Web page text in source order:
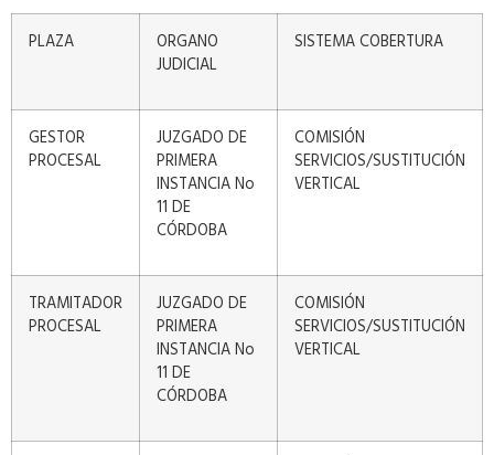
PLAZA
ORGANO
JUDICIAL
SISTEMA COBERTURA
GESTOR
PROCESAL
JUZGADO DE
PRIMERA
INSTANCIA No
11 DE
CÓRDOBA
COMISIÓN
SERVICIOS/SUSTITUCIÓN
VERTICAL
TRAMITADOR
PROCESAL
JUZGADO DE
PRIMERA
INSTANCIA No
11 DE
CÓRDOBA
COMISIÓN
SERVICIOS/SUSTITUCIÓN
VERTICAL